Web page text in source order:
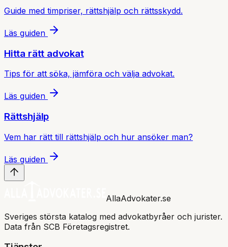
Guide med timpriser, rättshjälp och rättsskydd.
Läs guiden
Hitta rätt advokat
Tips för att söka, jämföra och välja advokat.
Läs guiden
Rättshjälp
Vem har rätt till rättshjälp och hur ansöker man?
Läs guiden
AllaAdvokater.se
Sveriges största katalog med advokatbyråer och jurister.
Data från SCB Företagsregistret.